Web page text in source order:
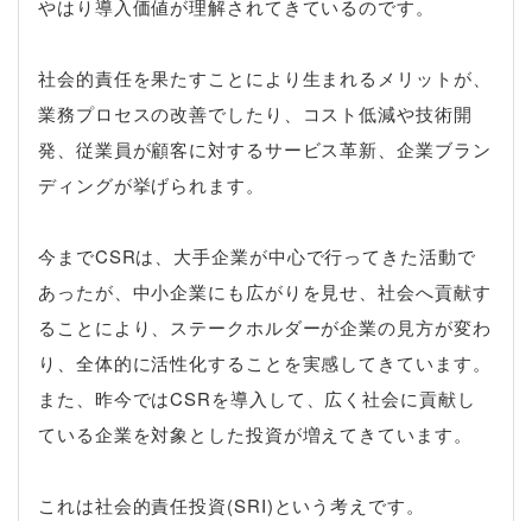
やはり導入価値が理解されてきているのです。
社会的責任を果たすことにより生まれるメリットが、
業務プロセスの改善でしたり、コスト低減や技術開
発、従業員が顧客に対するサービス革新、企業ブラン
ディングが挙げられます。
今までCSRは、大手企業が中心で行ってきた活動で
あったが、中小企業にも広がりを見せ、社会へ貢献す
ることにより、ステークホルダーが企業の見方が変わ
り、全体的に活性化することを実感してきています。
また、昨今ではCSRを導入して、広く社会に貢献し
ている企業を対象とした投資が増えてきています。
これは社会的責任投資(SRI)という考えです。